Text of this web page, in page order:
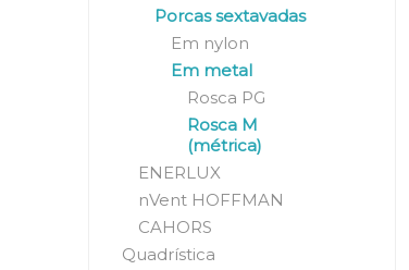
Porcas sextavadas
Em nylon
Em metal
Rosca PG
Rosca M
(métrica)
ENERLUX
nVent HOFFMAN
CAHORS
Quadrística